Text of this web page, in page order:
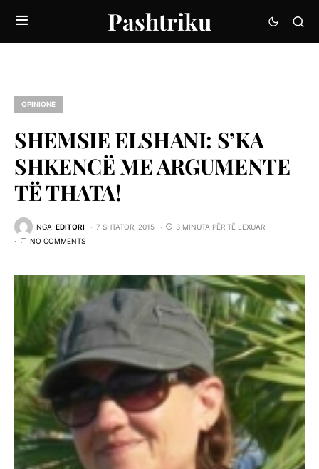
Pashtriku
OPINIONE
SHEMSIE ELSHANI: S’KA
SHKENCË ME ARGUMENTE
TË THATA!
NGA EDITORI 7 SHTATOR, 2015
3 MINUTA PËR TË LEXUAR
NO COMMENTS